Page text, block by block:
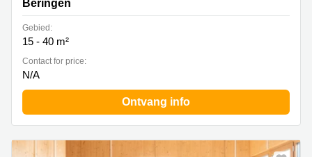
Beringen
Gebied:
15 - 40 m²
Contact for price:
N/A
Ontvang info